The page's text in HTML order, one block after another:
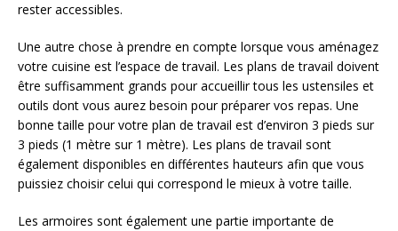
rester accessibles.
Une autre chose à prendre en compte lorsque vous aménagez
votre cuisine est l’espace de travail. Les plans de travail doivent
être suffisamment grands pour accueillir tous les ustensiles et
outils dont vous aurez besoin pour préparer vos repas. Une
bonne taille pour votre plan de travail est d’environ 3 pieds sur
3 pieds (1 mètre sur 1 mètre). Les plans de travail sont
également disponibles en différentes hauteurs afin que vous
puissiez choisir celui qui correspond le mieux à votre taille.
Les armoires sont également une partie importante de